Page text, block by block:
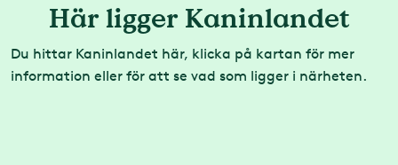
Här ligger Kaninlandet
Du hittar Kaninlandet här, klicka på kartan för mer
information eller för att se vad som ligger i närheten.